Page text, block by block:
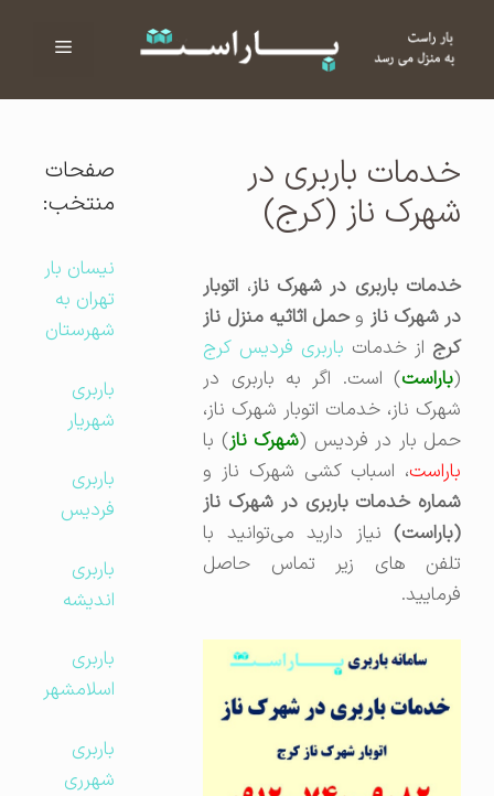
فهرست
خدمات باربری در
شهرک ناز (کرج)
خدمات باربری در شهرک ناز، اتوبار
در شهرک نازوحمل اثاثیه منزل ناز
کرجاز خدماتباربری فردیس کرج
باراست) است. اگر به باربری در
شهرک ناز، خدمات اتوبار شهرک ناز،
حمل بار در فردیس (شهرک ناز) با
باراست، اسباب کشی شهرک ناز و
شماره خدمات باربری در شهرک ناز
(باراست)نیاز دارید می‌توانید با
تلفن های زیر تماس حاصل
فرمایید.
صفحات
منتخب:
نیسان بار
تهران به
شهرستان
باربری
شهریار
باربری
فردیس
باربری
اندیشه
باربری
اسلامشهر
باربری
شهرری